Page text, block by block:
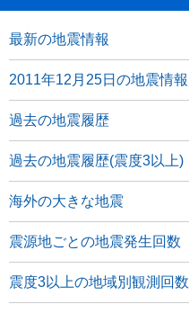
最新の地震情報
2011年12月25日の地震情報
過去の地震履歴
過去の地震履歴(震度3以上)
海外の大きな地震
震源地ごとの地震発生回数
震度3以上の地域別観測回数